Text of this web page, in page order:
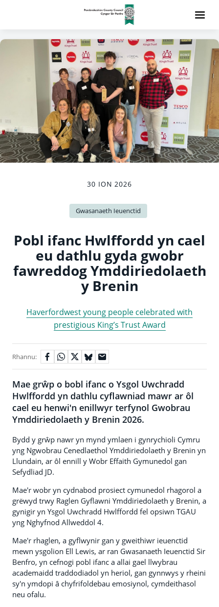
30 ION 2026
Gwasanaeth Ieuenctid
Pobl ifanc Hwlffordd yn cael
eu dathlu gyda gwobr
fawreddog Ymddiriedolaeth
y Brenin
Haverfordwest young people celebrated with
prestigious King’s Trust Award
Rhannu:
Mae grŵp o bobl ifanc o Ysgol Uwchradd
Hwlffordd yn dathlu cyflawniad mawr ar ôl
cael eu henwi'n enillwyr terfynol Gwobrau
Ymddiriedolaeth y Brenin 2026.
Bydd y grŵp nawr yn mynd ymlaen i gynrychioli Cymru
yng Ngwobrau Cenedlaethol Ymddiriedolaeth y Brenin yn
Llundain, ar ôl ennill y Wobr Effaith Gymunedol gan
Sefydliad JD.
Mae'r wobr yn cydnabod prosiect cymunedol rhagorol a
grëwyd trwy Raglen Gyflawni Ymddiriedolaeth y Brenin, a
gynigir yn Ysgol Uwchradd Hwlffordd fel opsiwn TGAU
yng Nghyfnod Allweddol 4.
Mae'r rhaglen, a gyflwynir gan y gweithiwr ieuenctid
mewn ysgolion Ell Lewis, ar ran Gwasanaeth Ieuenctid Sir
Benfro, yn cefnogi pobl ifanc a allai gael llwybrau
academaidd traddodiadol yn heriol, gan gynnwys y rheini
sy'n ymdopi â chyfrifoldebau emosiynol, cymdeithasol
neu ofalu.